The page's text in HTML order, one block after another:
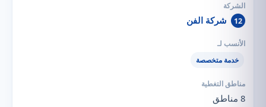
12 شركة الفن
خدمة متخصصة
8 مناطق